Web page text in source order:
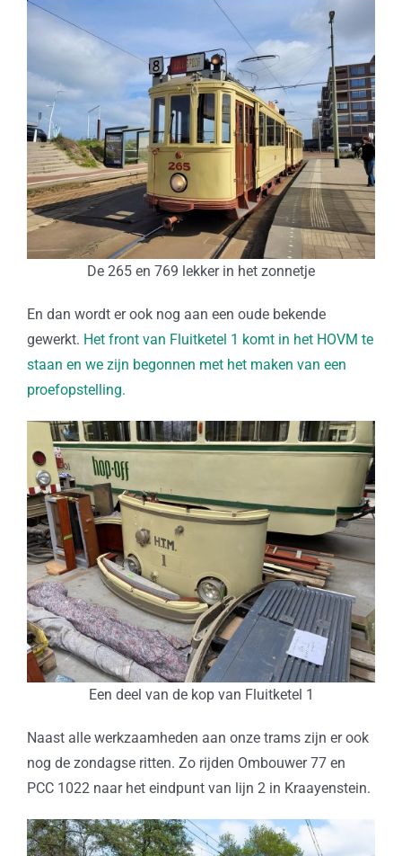
De 265 en 769 lekker in het zonnetje
En dan wordt er ook nog aan een oude bekende
gewerkt. Het front van Fluitketel 1 komt in het HOVM te
staan en we zijn begonnen met het maken van een
proefopstelling.
Een deel van de kop van Fluitketel 1
Naast alle werkzaamheden aan onze trams zijn er ook
nog de zondagse ritten. Zo rijden Ombouwer 77 en
PCC 1022 naar het eindpunt van lijn 2 in Kraayenstein.